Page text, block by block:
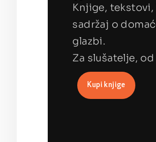
Knjige,
sadržaj o
glazbi.
Za slušatelje,
Kupi knjige